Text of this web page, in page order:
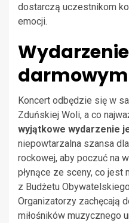
dostarczą uczestnikom
emocji.
Koncert odbędzie się w
Zduńskiej Woli, a co
wyjątkowe wydarzenie
niepowtarzalna szansa
rockowej, aby poczuć na
płynące ze sceny, co jest
z Budżetu
Organizatorzy zachęcają
miłośników muzycznego